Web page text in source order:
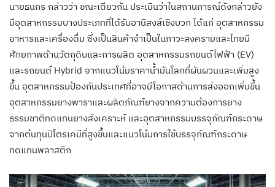
นายธนกร กล่าวว่า ขณะเดียวกัน ประเมินว่าในสถานการณ์ดังกล่าวยัง
มีอุตสาหกรรมบางประเภทที่ได้รับอานิสงส์เชิงบวก ได้แก่ อุตสาหกรรม
อาหารและเครื่องดื่ม ซึ่งเป็นสินค้าจำเป็นในภาวะสงครามและไทยมี
ศักยภาพด้านวัตถุดิบและการผลิต อุตสาหกรรมรถยนต์ไฟฟ้า (EV)
และรถยนต์ Hybrid จากแนวโน้มราคาน้ำมันโลกที่ผันผวนและเพิ่มสูง
ขึ้น อุตสาหกรรมป้องกันประเทศที่อาจมีโอกาสด้านการส่งออกเพิ่มขึ้น
อุตสาหกรรมยางพาราและผลิตภัณฑ์ยางจากความต้องการยาง
ธรรมชาติทดแทนยางสังเคราะห์ และอุตสาหกรรมบรรจุภัณฑ์กระดาษ
จากต้นทุนปิโตรเคมีที่สูงขึ้นและแนวโน้มการใช้บรรจุภัณฑ์กระดาษ
ทดแทนพลาสติก